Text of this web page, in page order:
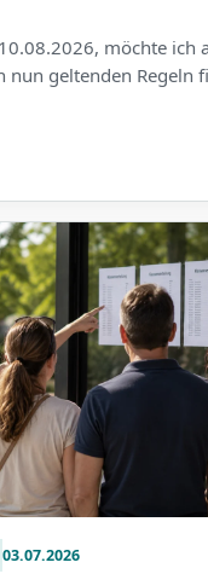
möchte ich
nun geltenden Regeln
03.07.2026